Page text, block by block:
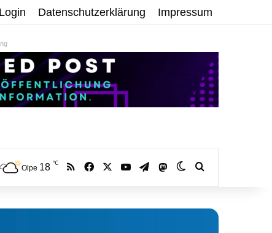
Login Datenschutzerklärung Impressum
Olpe 18 ℃ RSS Facebook YouTubeTelegramMastodonSkin umschalten